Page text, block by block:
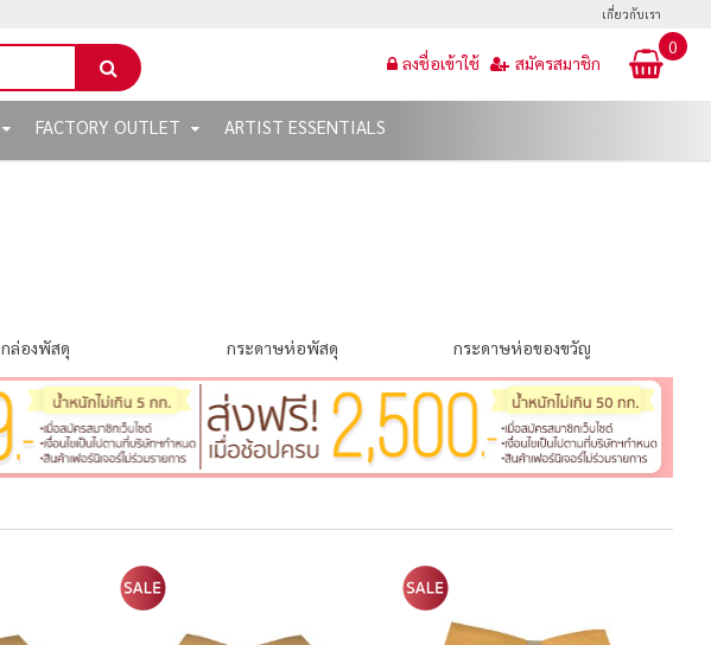
เกี่ยวกับเรา
0
ลงชื่อเข้าใช้ สมัครสมาชิก
FACTORY OUTLET
ARTIST ESSENTIALS
กล่องพัสดุ กระดาษห่อพัสดุ กระดาษห่อของขวัญ